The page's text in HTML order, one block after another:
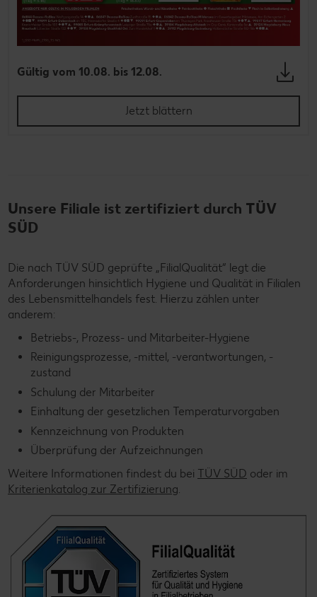
Gültig vom 10.08. bis 12.08.
Jetzt blättern
Unsere Filiale ist zertifiziert durch TÜV
SÜD
Die nach TÜV SÜD geprüfte „FilialQualität“ legt die
Anforderungen hinsichtlich Hygiene und Qualität in Filialen
des Lebensmittelhandels fest. Hierzu zählen unter
anderem:
Betriebs-, Prozess- und Mitarbeiter-Hygiene
Reinigungsprozesse, -mittel, -verantwortungen, -
zustand
Schulung der Mitarbeiter
Einhaltung der gesetzlichen Temperaturvorgaben
Kennzeichnung von Produkten
Überprüfung der Aufzeichnungen
Weitere Informationen findest du bei TÜV SÜD oder im
Kriterienkatalog zur Zertifizierung.